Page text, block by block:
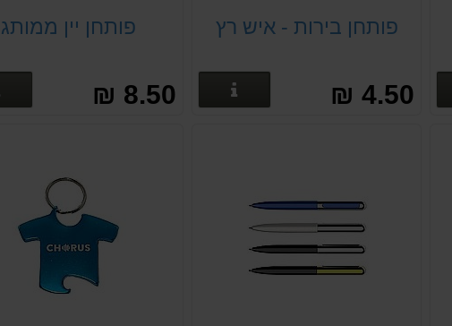
פרטים נוספים
פותחן בירות - איש רץ
4.50 ₪ פרטים נוספים
פותחן יין ממותג
8.50 ₪